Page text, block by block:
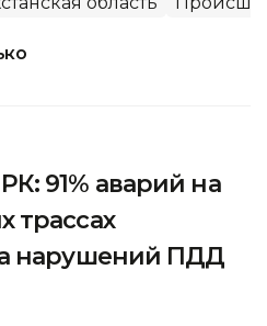
91% аварий на
трассах
нарушений ПДД